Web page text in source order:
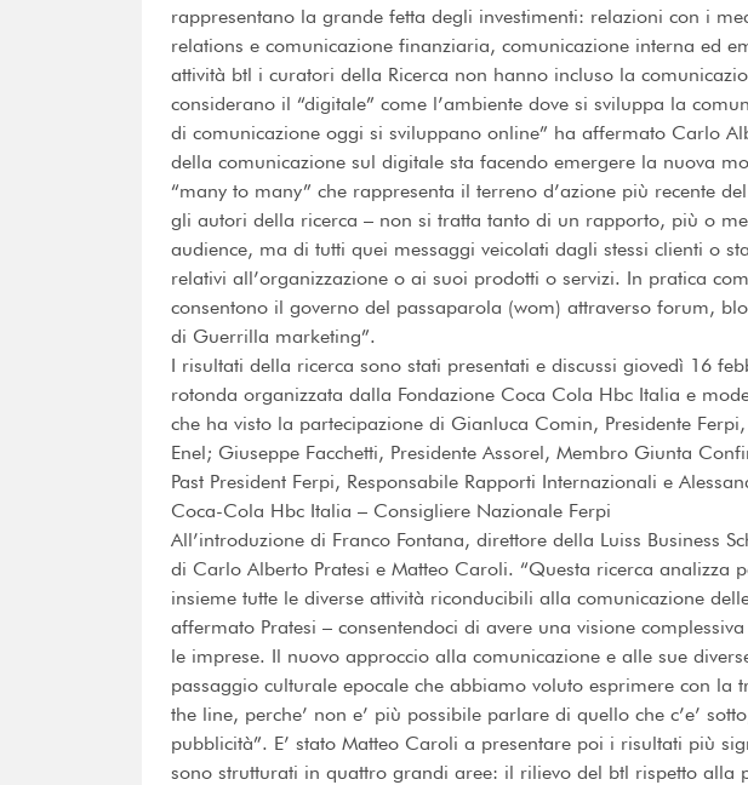
rappresentano la grande fetta degli investimenti: relazioni con i
relations e comunicazione finanziaria, comunicazione interna ed
attività btl i curatori della Ricerca non hanno incluso la
considerano il “digitale” come l’ambiente dove si sviluppa la
di comunicazione oggi si sviluppano online” ha affermato Carlo
della comunicazione sul digitale sta facendo emergere la nuova
“many to many” che rappresenta il terreno d’azione più recente
gli autori della ricerca – non si tratta tanto di un rapporto, più o
audience, ma di tutti quei messaggi veicolati dagli stessi clienti o
relativi all’organizzazione o ai suoi prodotti o servizi. In pratica
consentono il governo del passaparola (wom) attraverso forum,
di Guerrilla marketing”.
I risultati della ricerca sono stati presentati e discussi giovedì 16
rotonda organizzata dalla Fondazione Coca Cola Hbc Italia e
che ha visto la partecipazione di Gianluca Comin, Presidente
Enel; Giuseppe Facchetti, Presidente Assorel, Membro Giunta
Past President Ferpi, Responsabile Rapporti Internazionali e
Coca-Cola Hbc Italia – Consigliere Nazionale Ferpi
All’introduzione di Franco Fontana, direttore della Luiss Business
di Carlo Alberto Pratesi e Matteo Caroli. “Questa ricerca analizza
insieme tutte le diverse attività riconducibili alla comunicazione
affermato Pratesi – consentendoci di avere una visione
le imprese. Il nuovo approccio alla comunicazione e alle sue
passaggio culturale epocale che abbiamo voluto esprimere con la
the line, perche’ non e’ più possibile parlare di quello che c’e’
pubblicità”. E’ stato Matteo Caroli a presentare poi i risultati più
sono strutturati in quattro grandi aree: il rilievo del btl rispetto alla